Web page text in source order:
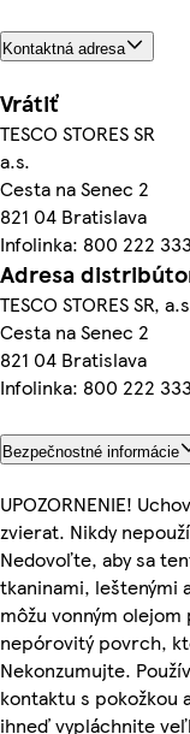
Kontaktná adresa
Vrátiť
TESCO STORES SR
a.s.
Cesta na Senec 2
821 04 Bratislava
Infolinka: 800 222 333
Adresa
TESCO STORES SR,
Cesta na Senec 2
821 04 Bratislava
Infolinka: 800 222 333
Bezpečnostné informácie
UPOZORNENIE!
zvierat. Nikdy
Nedovoľte, aby sa
tkaninami, leštenými
môžu vonným
nepórovitý povrch,
Nekonzumujte.
kontaktu s pokožkou
ihneď vypláchnite